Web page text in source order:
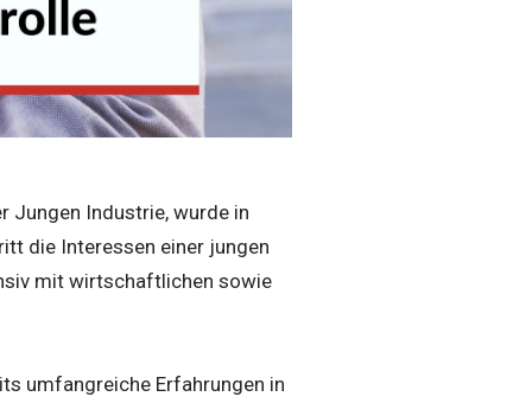
Jungen Industrie, wurde in
die Interessen einer jungen
mit wirtschaftlichen sowie
umfangreiche Erfahrungen in